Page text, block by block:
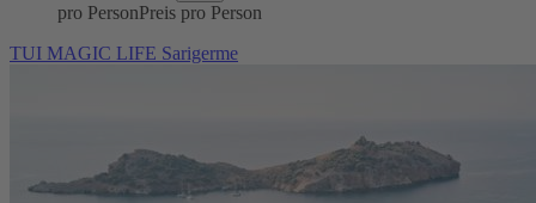
pro PersonPreis pro Person
TUI MAGIC LIFE Sarigerme